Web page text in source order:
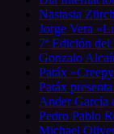
Nastasia
Jorge Vera
7ª Edición
Gonzalo
Patáx
Patáx
Ander García
Pedro Pablo
Michael